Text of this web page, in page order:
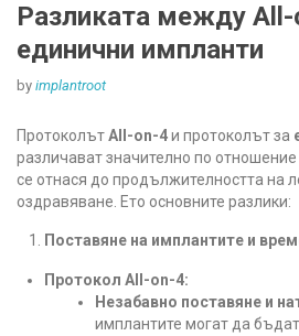
Разликата между All-
единични импланти
by implantroot
ПротоколътAll-on-4и протоколът за
различават значително по
се отнася до продължителността на
оздравяване. Ето основните разлики:
Поставяне на имплантите и
Протокол All-on-4:
Незабавно поставяне и
имплантите могат да